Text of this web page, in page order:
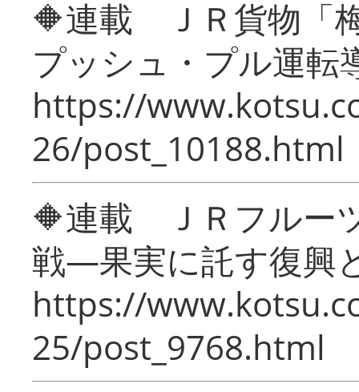
🔶連載 ＪＲ貨物「
プッシュ・プル運転
https://
26/post_10188.html
🔶連載 ＪＲフルー
戦―果実に託す復興
https://
25/post_9768.html